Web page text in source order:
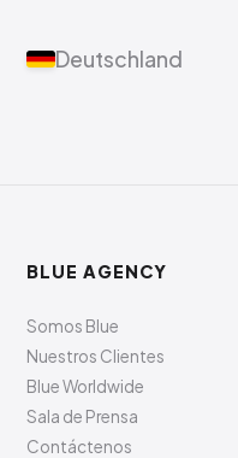
Deutschland
BLUE AGENCY
Somos Blue
Nuestros Clientes
Blue Worldwide
Sala de Prensa
Contáctenos